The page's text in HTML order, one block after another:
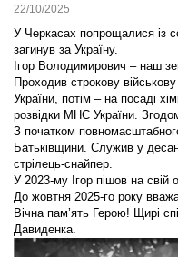
22/10/2025
У Черкасах попрощалися із
загинув за Україну.
Ігор Володимирович – наш
Проходив строкову
України, потім – на посаді
розвідки МНС України.
З початком
Батьківщини. Служив у
стрілець-снайпер.
У 2023-му Ігор пішов на свій
До жовтня 2025-го року
Вічна пам’ять Герою! Щирі
Давиденка.